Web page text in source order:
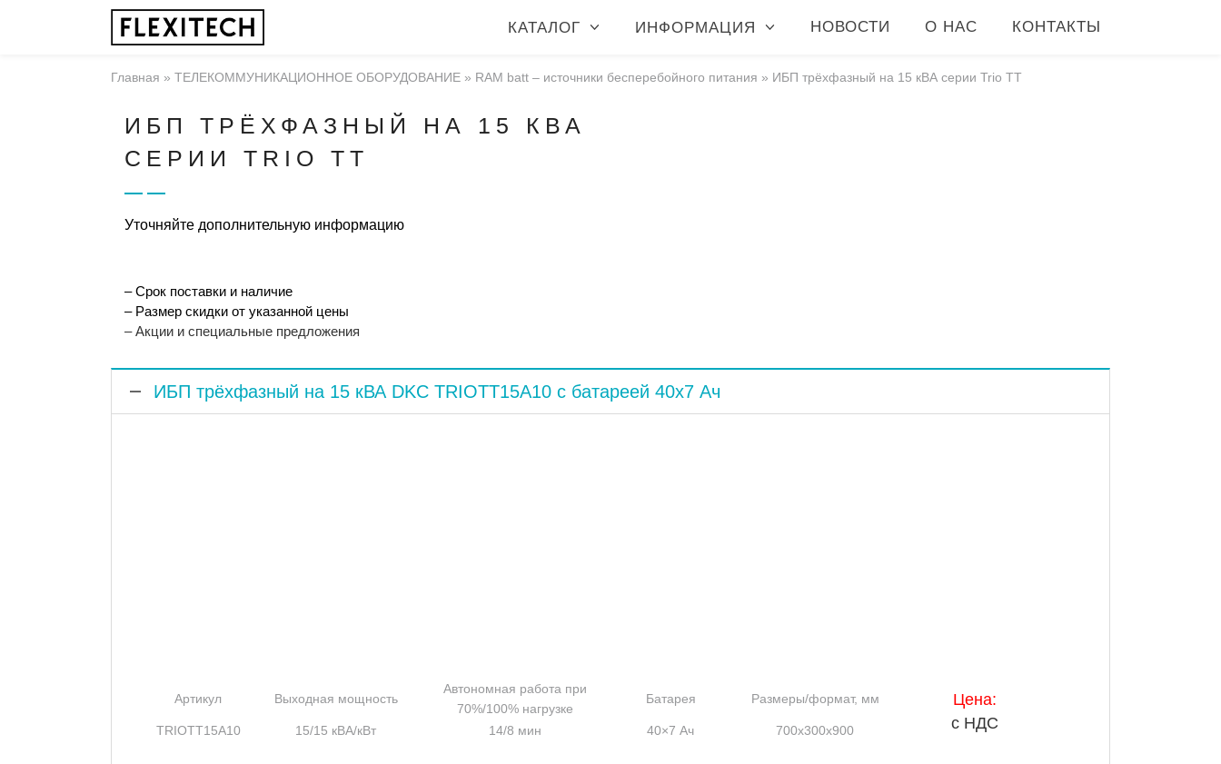
КАТАЛОГ ИНФОРМАЦИЯ НОВОСТИ О НАС КОНТАКТЫ
Главная » ТЕЛЕКОММУНИКАЦИОННОЕ ОБОРУДОВАНИЕ » RAM batt – источники бесперебойного питания » ИБП трёхфазный на 15 кВА серии Trio TT
ИБП ТРЁХФАЗНЫЙ НА 15 КВА
СЕРИИ TRIO TT
Уточняйте дополнительную информацию
– Срок поставки и наличие
– Размер скидки от указанной цены
– Акции и специальные предложения
ИБП трёхфазный на 15 кВА DKC TRIOTT15A10 с батареей 40x7 Ач
Артикул Выходная мощность
Автономная работа при
70%/100% нагрузке
Батарея Размеры/формат, мм
TRIOTT15A10 15/15 кВА/кВт 14/8 мин 40×7 Ач 700x300x900
Цена:
с НДС